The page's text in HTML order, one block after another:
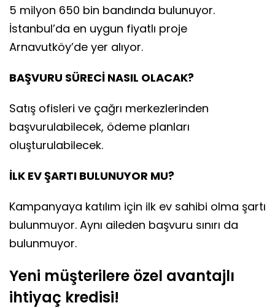
5 milyon 650 bin bandında bulunuyor.
İstanbul’da en uygun fiyatlı proje
Arnavutköy’de yer alıyor.
BAŞVURU SÜRECİ NASIL OLACAK?
Satış ofisleri ve çağrı merkezlerinden
başvurulabilecek, ödeme planları
oluşturulabilecek.
İLK EV ŞARTI BULUNUYOR MU?
Kampanyaya katılım için ilk ev sahibi olma şartı
bulunmuyor. Aynı aileden başvuru sınırı da
bulunmuyor.
Yeni müşterilere özel avantajlı
ihtiyaç kredisi!